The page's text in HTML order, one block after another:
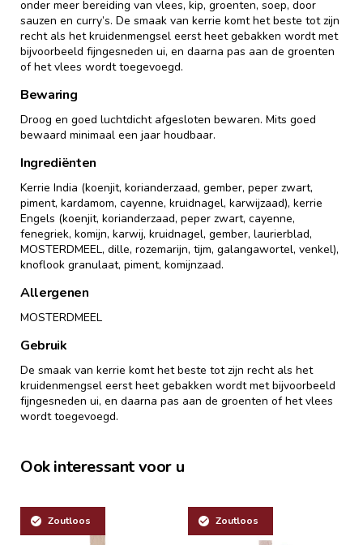
onder meer bereiding van vlees, kip, groenten, soep, door
sauzen en curry’s. De smaak van kerrie komt het beste tot zijn
recht als het kruidenmengsel eerst heet gebakken wordt met
bijvoorbeeld fijngesneden ui, en daarna pas aan de groenten
of het vlees wordt toegevoegd.
Bewaring
Droog en goed luchtdicht afgesloten bewaren. Mits goed
bewaard minimaal een jaar houdbaar.
Ingrediënten
Kerrie India (koenjit, korianderzaad, gember, peper zwart,
piment, kardamom, cayenne, kruidnagel, karwijzaad), kerrie
Engels (koenjit, korianderzaad, peper zwart, cayenne,
fenegriek, komijn, karwij, kruidnagel, gember, laurierblad,
MOSTERDMEEL, dille, rozemarijn, tijm, galangawortel, venkel),
knoflook granulaat, piment, komijnzaad.
Allergenen
MOSTERDMEEL
Gebruik
De smaak van kerrie komt het beste tot zijn recht als het
kruidenmengsel eerst heet gebakken wordt met bijvoorbeeld
fijngesneden ui, en daarna pas aan de groenten of het vlees
wordt toegevoegd.
Ook interessant voor u
Zoutloos Zoutloos